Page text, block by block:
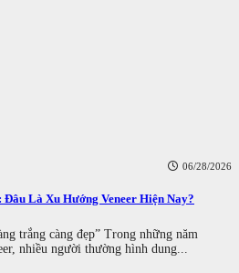
06/28/2026
Là Xu Hướng Veneer Hiện Nay?
trắng càng đẹp” Trong những năm
nhiều người thường hình dung...